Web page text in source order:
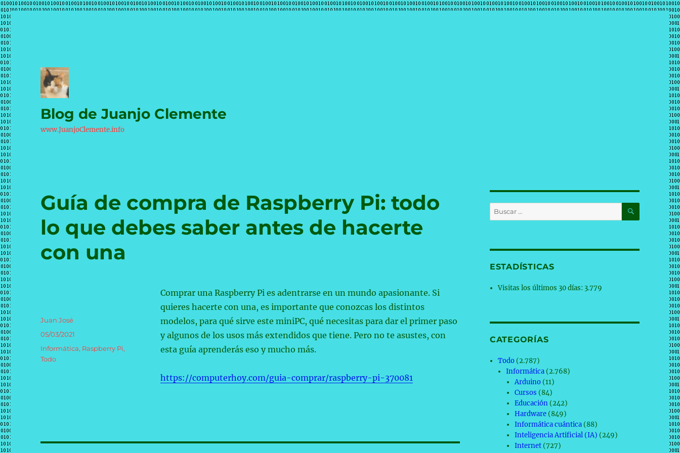
Blog de Juanjo Clemente
www.JuanjoClemente.info
Guía de compra de Raspberry Pi: todo
lo que debes saber antes de hacerte
con una
Comprar una Raspberry Pi es adentrarse en un mundo apasionante. Si
quieres hacerte con una, es importante que conozcas los distintos
modelos, para qué sirve este miniPC, qué necesitas para dar el primer paso
y algunos de los usos más extendidos que tiene. Pero no te asustes, con
esta guía aprenderás eso y mucho más.
https://computerhoy.com/guia-comprar/raspberry-pi-370081
Autor
Juan José
Publicado
05/03/2021
Categorías
Informática, Raspberry Pi,
Todo
Buscar
por:
BUSCAR
ESTADÍSTICAS
Visitas los últimos 30 días: 3.779
CATEGORÍAS
Todo (2.787)
Informática (2.768)
Arduino(11)
Cursos (84)
Educación(242)
Hardware(849)
Informática cuántica(88)
Inteligencia Artificial (IA) (249)
Internet(727)